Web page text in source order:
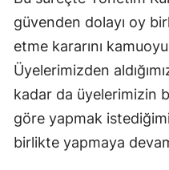
güvenden dolayı oy
etme kararını
Üyelerimizden
kadar da üyelerimizin
göre yapmak
birlikte yapmaya